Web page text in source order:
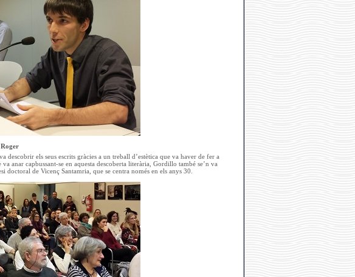
els seus escrits gràcies a un treball d’estètica que va haver de fer a
anar capbussant-se en aquesta descoberta literària, Gordillo també se’n va
de Vicenç Santamria, que se centra només en els anys 30.